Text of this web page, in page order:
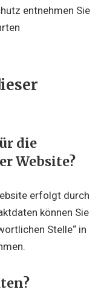
entnehmen Sie
die
Website?
erfolgt durch
können Sie
Stelle“ in